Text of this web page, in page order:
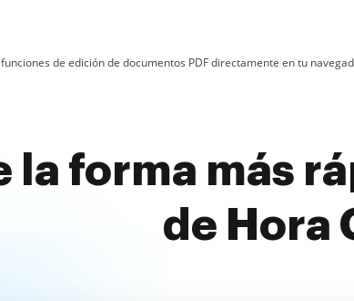
de edición de documentos PDF directamente en tu
la forma más
de Hora